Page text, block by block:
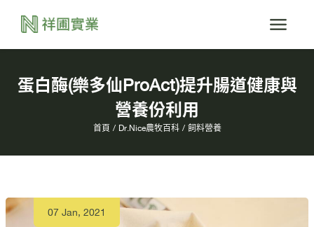
蛋白酶(樂多仙ProAct)提升腸道健康與
營養份利用
首頁 Dr.Nice農牧百科 飼料營養
07 Jan, 2021